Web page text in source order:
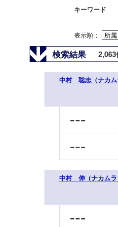
キーワード
表示順：
検索結果 2,063
中村 聡志（ナカム
---
---
中村 伸（ナカムラ
---